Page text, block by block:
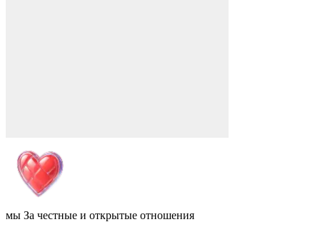
мы За честные и открытые отношения